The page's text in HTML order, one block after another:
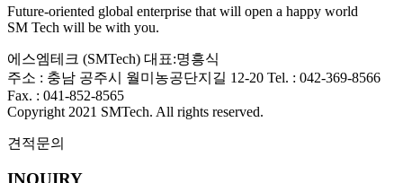
Future-oriented global enterprise that will open a happy world
SM Tech will be with you.
에스엠테크 (SMTech) 대표:명흥식
주소 : 충남 공주시 월미농공단지길 12-20 Tel. : 042-369-8566
Fax. : 041-852-8565
Copyright 2021 SMTech. All rights reserved.
견적문의